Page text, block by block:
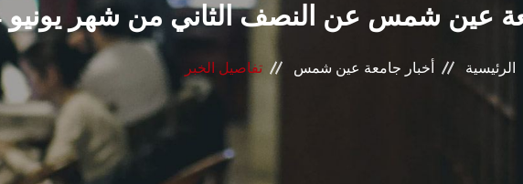
عين شمس عن النصف الثاني من شهر يونيو 2024
الرئيسية أخبار جامعة عين شمس تفاصيل الخبر